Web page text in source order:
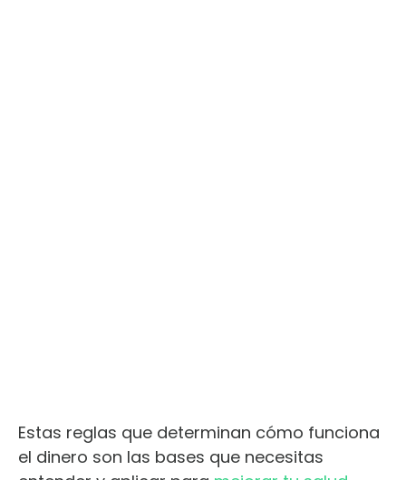
Estas reglas que determinan cómo funciona
el dinero son las bases que necesitas